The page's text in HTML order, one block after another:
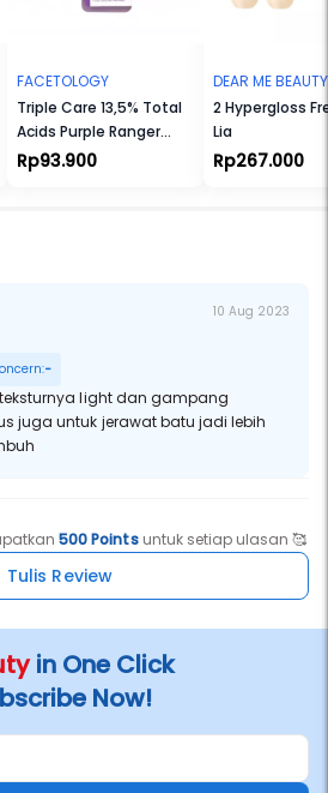
FACETOLOGY
Triple Care 13,5% Total
Acids Purple Ranger
Peeling Treatment
Rp93.900
DEAR ME BEAUTY
2 Hypergloss
Lia
Rp267.000
10 Aug 2023
-
light dan gampang
juga untuk jerawat batu jadi lebih
500 Pointsuntuk setiap ulasan 🥰
Tulis Review
in One Click
Now!